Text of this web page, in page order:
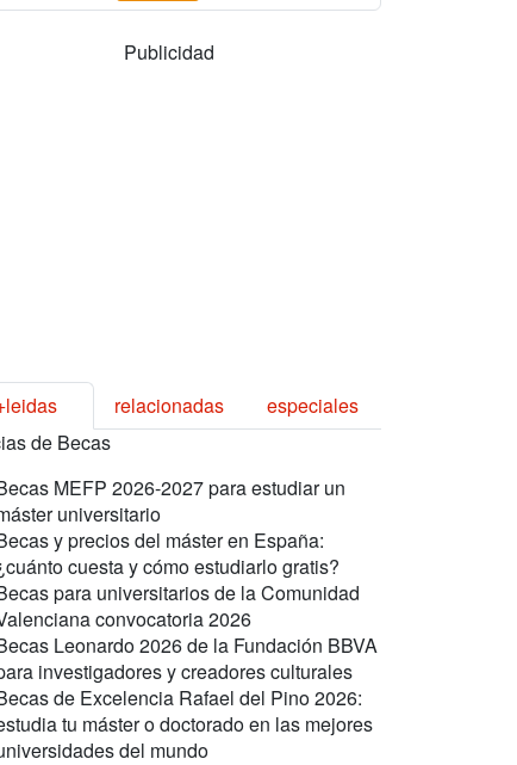
Publicidad
relacionadas
especiales
de Becas
MEFP 2026-2027 para estudiar un
universitario
y precios del máster en España:
cuesta y cómo estudiarlo gratis?
para universitarios de la Comunidad
convocatoria 2026
Leonardo 2026 de la Fundación BBVA
investigadores y creadores culturales
de Excelencia Rafael del Pino 2026:
tu máster o doctorado en las mejores
del mundo